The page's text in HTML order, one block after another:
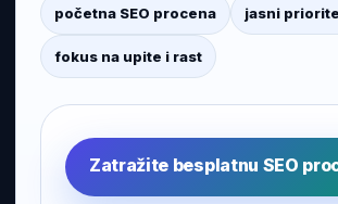
početna SEO procena jasni
fokus na upite i rast
Zatražite besplatnu SEO